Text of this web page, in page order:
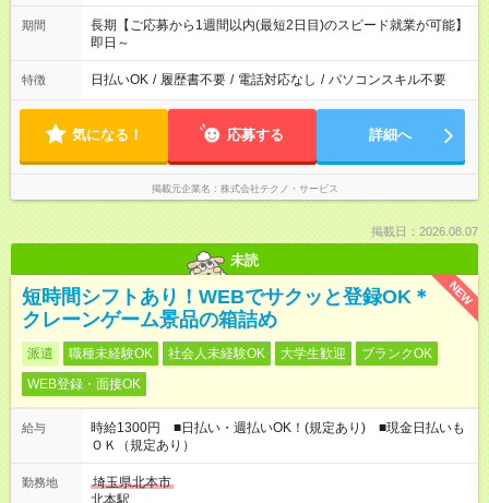
期間
長期【ご応募から1週間以内(最短2日目)のスピード就業が可能】
即日～
特徴 日払いOK / 履歴書不要 / 電話対応なし / パソコンスキル不要
気になる！ 応募する 詳細へ
掲載元企業名 株式会社テクノ・サービス
掲載日：2026.08.07
未読
NEW
短時間シフトあり！WEBでサクッと登録OK＊
クレーンゲーム景品の箱詰め
派遣 職種未経験OK 社会人未経験OK 大学生歓迎
ブランクOK
WEB登録・面接OK
給与
時給1300円 ■日払い・週払いOK！(規定あり) ■現金日払いも
ＯＫ（規定あり）
勤務地
埼玉県北本市
北本駅